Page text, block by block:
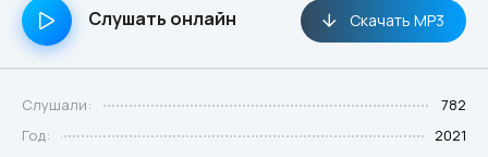
Слушать онлайн Скачать MP3
Слушали:
782
Год:
2021